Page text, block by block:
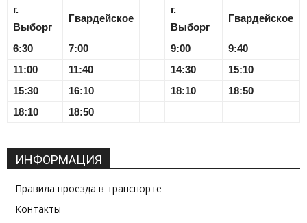
г.
Выборг
Гвардейское
г.
Выборг
Гвардейское
6:30 7:00 9:00
9:40
11:00
11:40 14:30
15:10
15:30
16:10 18:10
18:50
18:10
18:50
ИНФОРМАЦИЯ
Правила проезда в транспорте
Контакты